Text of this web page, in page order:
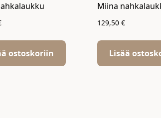
ostoskoriin
Miina
129,50€
Lisää